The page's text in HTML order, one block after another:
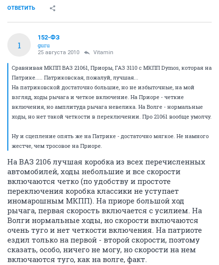
ОТВЕТИТЬ
1
152-ФЗ
guru
25 августа 2010 Vitamin
Сравнивая МКПП ВАЗ 21061, Приоры, ГАЗ 3110 с МКПП Dymos, которая на
Патрике..... Патриковская, пожалуй, лучшая...
На патриковской достаточно большие, но не избыточные, на мой
взгляд, ходы рычага и четкое включение. На Приоре - четкие
включения, но амплитуда рычага невелика. На Волге - нормальные
ходы, но нет такой четкости в переключении. Про 21061 вообще умолчу.
Ну и сцепление опять же на Патрике - достаточно мягкое. Не намного
жестче, чем тросовое на Приоре.
На ВАЗ 2106 лучшая коробка из всех перечисленных
автомобилей, ходы небольшие и все скорости
включаются четко (по удобству и простоте
переключения коробка классики не уступает
иномарошным МКПП). На приоре большой ход
рычага, первая скорость включается с усилием. На
Волги нормальные ходы, но скорости включаются
очень туго и нет четкости включения. На патриоте
ездил только на первой - второй скорости, поэтому
сказать, особо, ничего не могу, но скорости на нем
включаются туго, как на волге, факт.